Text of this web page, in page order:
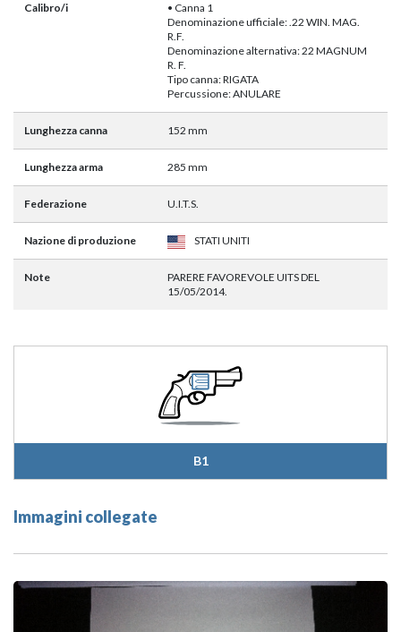
Calibro/i
• Canna 1
Denominazione ufficiale: .22 WIN. MAG.
R.F.
Denominazione alternativa: 22 MAGNUM
R. F.
Tipo canna: RIGATA
Percussione: ANULARE
Lunghezza canna 152 mm
Lunghezza arma 285 mm
Federazione U.I.T.S.
Nazione di produzione STATI UNITI
Note
PARERE FAVOREVOLE UITS DEL
15/05/2014.
B1
Immagini collegate